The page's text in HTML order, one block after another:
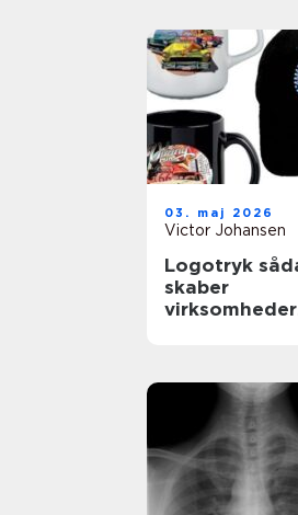
03. maj 2026
Victor Johansen
Logotryk sådan
skaber
virksomheder